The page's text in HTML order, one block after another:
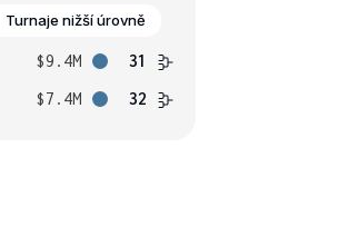
Turnaje nižší úrovně
$9.4M
31
$7.4M 32